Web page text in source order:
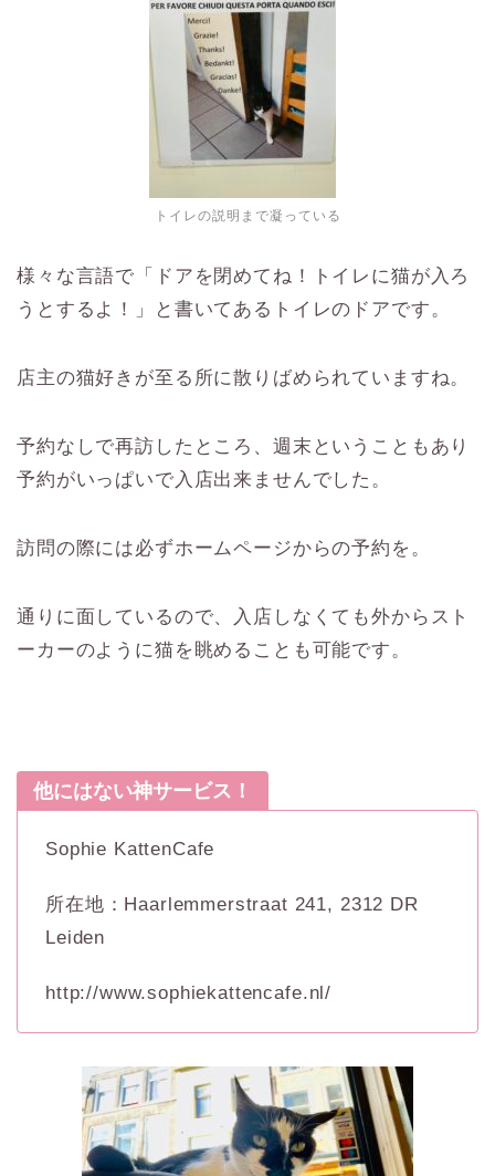
トイレの説明まで凝っている
様々な言語で「ドアを閉めてね！トイレに猫が入ろ
うとするよ！」と書いてあるトイレのドアです。
店主の猫好きが至る所に散りばめられていますね。
予約なしで再訪したところ、週末ということもあり
予約がいっぱいで入店出来ませんでした。
訪問の際には必ずホームページからの予約を。
通りに面しているので、入店しなくても外からスト
ーカーのように猫を眺めることも可能です。
他にはない神サービス！
Sophie KattenCafe
所在地：Haarlemmerstraat 241, 2312 DR
Leiden
http://www.sophiekattencafe.nl/